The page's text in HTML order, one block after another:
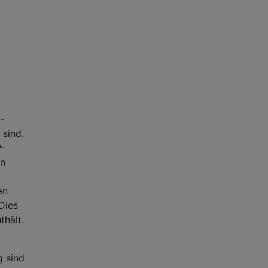
sind